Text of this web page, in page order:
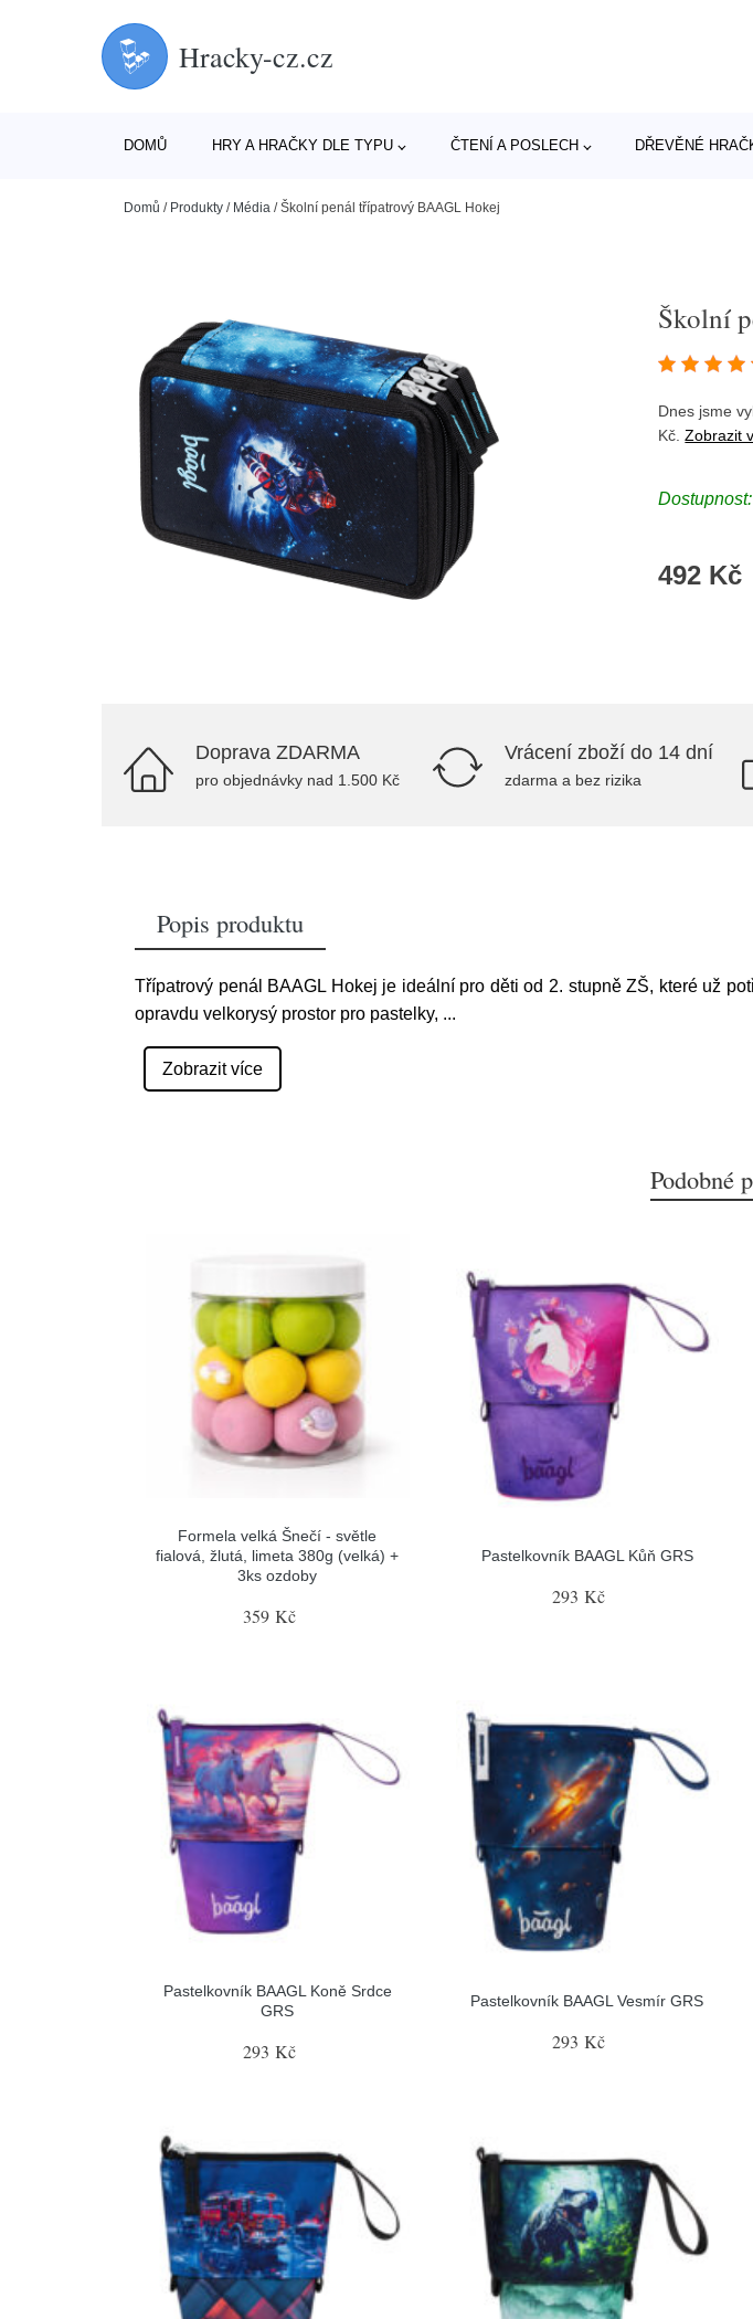
Hracky-cz.cz
DOMŮ HRY A HRAČKY DLE TYPU ČTENÍ A POSLECH DŘEVĚNÉ
Domů / Produkty / Média /Školní penál třípatrový BAAGL Hokej
Školní
Dnes jsme
Kč.Zobrazit
492 Kč
Doprava ZDARMA
pro objednávky nad 1.500 Kč
Vrácení zboží do 14 dní
zdarma a bez rizika
Popis produktu
Třípatrový penál BAAGL Hokej je ideální pro děti od 2. stupně ZŠ, které už
opravdu velkorysý prostor pro pastelky, ...
Zobrazit více
Podobné
Formela velká Šnečí - světle
fialová, žlutá, limeta 380g (velká) +
3ks ozdoby
359 Kč
Pastelkovník BAAGL Kůň GRS
293 Kč
Pastelkovník BAAGL Koně Srdce
GRS
293 Kč
Pastelkovník BAAGL Vesmír GRS
293 Kč